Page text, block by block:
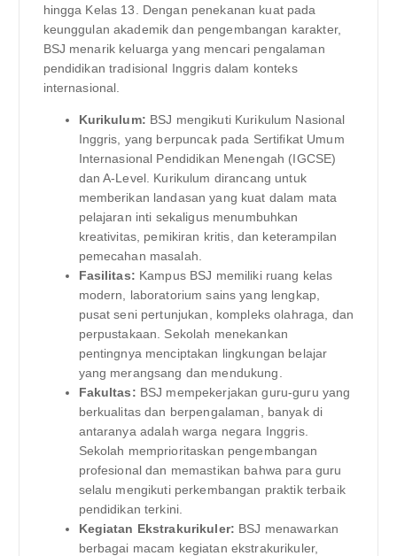
hingga Kelas 13. Dengan penekanan kuat pada
keunggulan akademik dan pengembangan karakter,
BSJ menarik keluarga yang mencari pengalaman
pendidikan tradisional Inggris dalam konteks
internasional.
Kurikulum: BSJ mengikuti Kurikulum Nasional
Inggris, yang berpuncak pada Sertifikat Umum
Internasional Pendidikan Menengah (IGCSE)
dan A-Level. Kurikulum dirancang untuk
memberikan landasan yang kuat dalam mata
pelajaran inti sekaligus menumbuhkan
kreativitas, pemikiran kritis, dan keterampilan
pemecahan masalah.
Fasilitas: Kampus BSJ memiliki ruang kelas
modern, laboratorium sains yang lengkap,
pusat seni pertunjukan, kompleks olahraga, dan
perpustakaan. Sekolah menekankan
pentingnya menciptakan lingkungan belajar
yang merangsang dan mendukung.
Fakultas: BSJ mempekerjakan guru-guru yang
berkualitas dan berpengalaman, banyak di
antaranya adalah warga negara Inggris.
Sekolah memprioritaskan pengembangan
profesional dan memastikan bahwa para guru
selalu mengikuti perkembangan praktik terbaik
pendidikan terkini.
Kegiatan Ekstrakurikuler: BSJ menawarkan
berbagai macam kegiatan ekstrakurikuler,